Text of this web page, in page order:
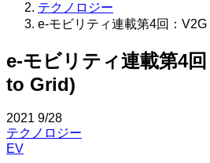
テクノロジー
e-モビリティ連載第4回：
e-モビリティ連載第4
to Grid)
2021 9/28
テクノロジー
EV